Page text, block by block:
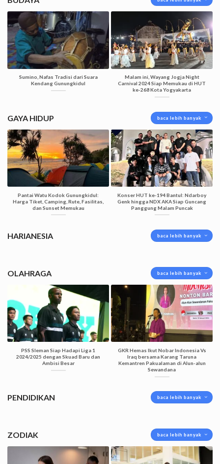
Sumino, Nafas Tradisi dari Suara
Kendang Gunungkidul
Malam ini, Wayang Jogja Night
Carnival 2024 Siap Memukau di HUT
ke-268 Kota Yogyakarta
GAYA HIDUP baca lebih banyak
Pantai Watu Kodok Gunungkidul:
Harga Tiket, Camping, Rute, Fasilitas,
dan Sunset Memukau
Konser HUT ke-194 Bantul: Ndarboy
Genk hingga NDX AKA Siap Guncang
Panggung Malam Puncak
HARIANESIA baca lebih banyak
OLAHRAGA baca lebih banyak
PSS Sleman Siap Hadapi Liga 1
2024/2025 dengan Skuad Baru dan
Ambisi Besar
GKR Hemas Ikut Nobar Indonesia Vs
Iraq bersama Karang Taruna
Kemantren Pakualaman di Alun-alun
Sewandana
PENDIDIKAN baca lebih banyak
ZODIAK baca lebih banyak